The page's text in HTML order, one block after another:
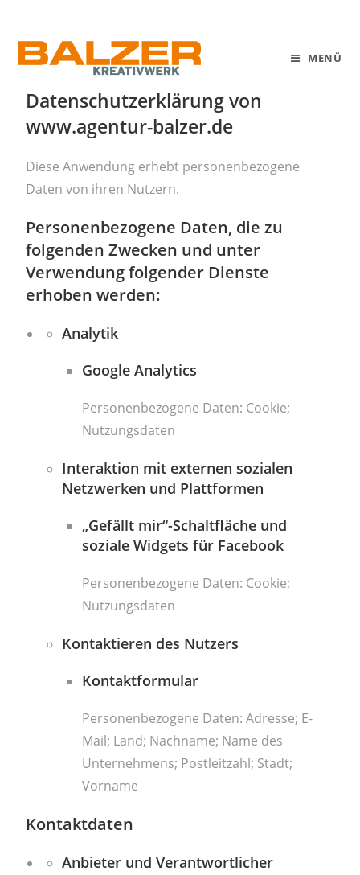
MENÜ
Datenschutzerklärung von
www.agentur-balzer.de
Diese Anwendung erhebt personenbezogene
Daten von ihren Nutzern.
Personenbezogene Daten, die zu
folgenden Zwecken und unter
Verwendung folgender Dienste
erhoben werden:
Analytik
Google Analytics
Personenbezogene Daten: Cookie;
Nutzungsdaten
Interaktion mit externen sozialen
Netzwerken und Plattformen
„Gefällt mir“-Schaltfläche und
soziale Widgets für Facebook
Personenbezogene Daten: Cookie;
Nutzungsdaten
Kontaktieren des Nutzers
Kontaktformular
Personenbezogene Daten: Adresse; E-
Mail; Land; Nachname; Name des
Unternehmens; Postleitzahl; Stadt;
Vorname
Kontaktdaten
Anbieter und Verantwortlicher